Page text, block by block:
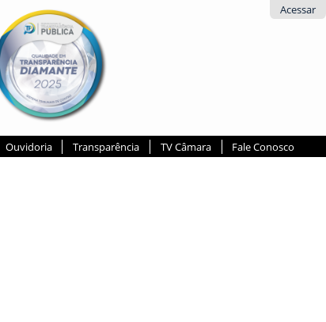
Acessar
Ouvidoria Transparência TV Câmara Fale Conosco